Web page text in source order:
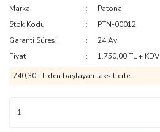
Marka
Patona
Stok Kodu
PTN-00012
Garanti Süresi
24 Ay
Fiyat
1.750,00 TL + KDV
740,30 TL den başlayan taksitlerle!